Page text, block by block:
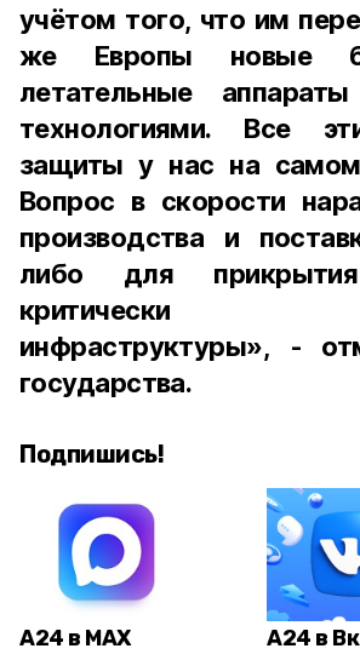
учётом того, что им
же Европы новые
летательные
технологиями. Все
защиты у нас на
Вопрос в скорости
производства и
либо для
критически
инфраструктуры», -
государства.
Подпишись!
А24 в MAX А24 в